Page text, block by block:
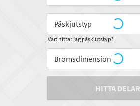
Vart hittar jag påskjutstyp?
HITTA DELAR